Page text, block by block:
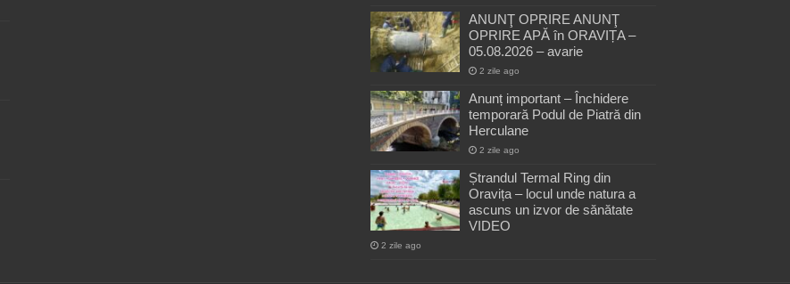
ANUNŢ OPRIRE ANUNŢ
OPRIRE APĂ în ORAVIȚA –
05.08.2026 – avarie
2 zile ago
Anunț important – Închidere
temporară Podul de Piatră din
Herculane
2 zile ago
Ștrandul Termal Ring din
Oravița – locul unde natura a
ascuns un izvor de sănătate
VIDEO
2 zile ago